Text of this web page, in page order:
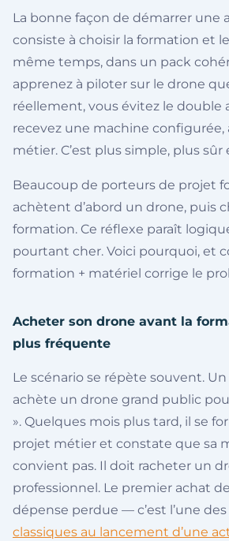
La bonne façon de démarrer une
consiste à choisir la formation et
même temps, dans un pack
apprenez à piloter sur le drone
réellement, vous évitez le double
recevez une machine configurée,
métier. C’est plus simple, plus
Beaucoup de porteurs de projet
achètent d’abord un drone, puis
formation. Ce réflexe paraît
pourtant cher. Voici pourquoi, et
formation + matériel corrige le
Acheter son drone avant la
plus fréquente
Le scénario se répète souvent.
achète un drone grand public
». Quelques mois plus tard, il se
projet métier et constate que sa
convient pas. Il doit racheter un
professionnel. Le premier achat
dépense perdue — c’est l’une des
classiques au lancement d’une